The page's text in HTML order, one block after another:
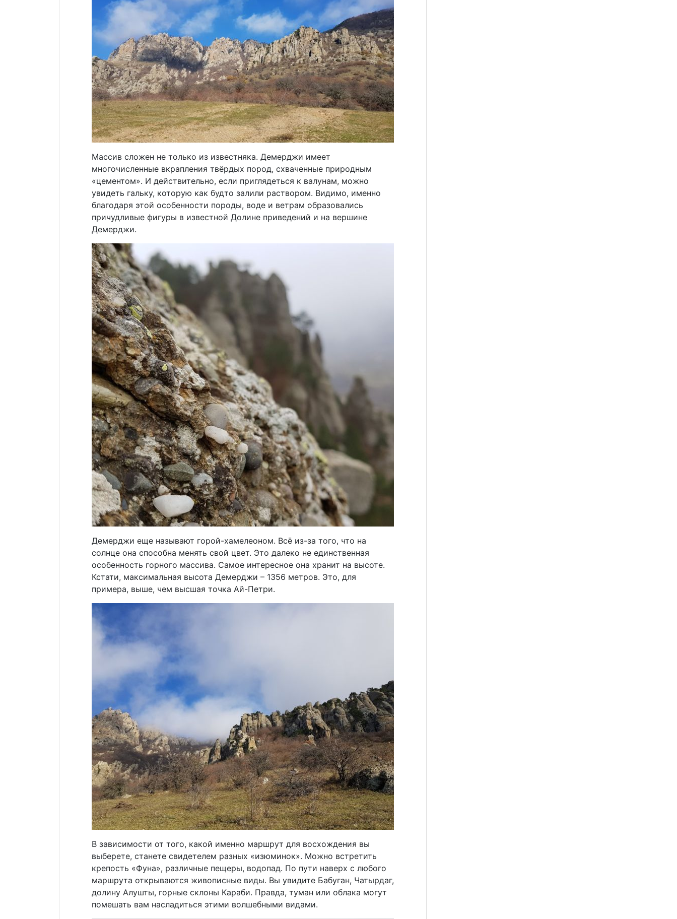
Массив сложен не только из известняка. Демерджи имеет
многочисленные вкрапления твёрдых пород, схваченные природным
«цементом». И действительно, если приглядеться к валунам, можно
увидеть гальку, которую как будто залили раствором. Видимо, именно
благодаря этой особенности породы, воде и ветрам образовались
причудливые фигуры в известной Долине приведений и на вершине
Демерджи.
Демерджи еще называют горой-хамелеоном. Всё из-за того, что на
солнце она способна менять свой цвет. Это далеко не единственная
особенность горного массива. Самое интересное она хранит на высоте.
Кстати, максимальная высота Демерджи – 1356 метров. Это, для
примера, выше, чем высшая точка Ай-Петри.
В зависимости от того, какой именно маршрут для восхождения вы
выберете, станете свидетелем разных «изюминок». Можно встретить
крепость «Фуна», различные пещеры, водопад. По пути наверх с любого
маршрута открываются живописные виды. Вы увидите Бабуган, Чатырдаг,
долину Алушты, горные склоны Караби. Правда, туман или облака могут
помешать вам насладиться этими волшебными видами.